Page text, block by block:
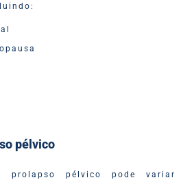
pélvico
pélvico pode variar